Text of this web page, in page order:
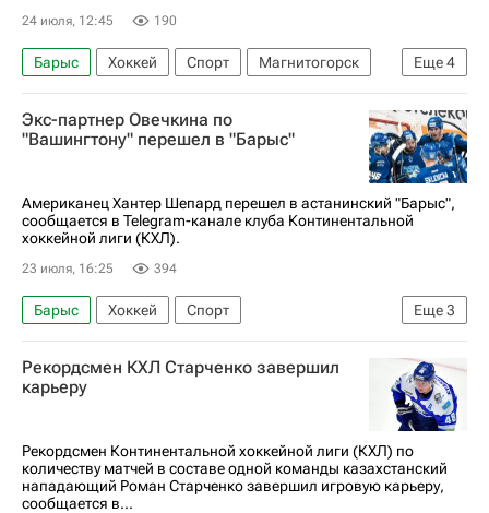
24 июля, 12:45 190
Еще4
Барыс Хоккей Спорт
Магнитогорск
Павел Акользин
Шанхайские драконы
ХК Спартак (Москва)
КХЛ 2025-2026
Экс-партнер Овечкина по
"Вашингтону" перешел в "Барыс"
Американец Хантер Шепард перешел в астанинский "Барыс",
сообщается в Telegram-канале клуба Континентальной
хоккейной лиги (КХЛ).
23 июля, 16:25 394
Еще3
Барыс Хоккей
Спорт
Вашингтон Кэпиталз
КХЛ 2025-2026
Национальная хоккейная лига (НХЛ)
Рекордсмен КХЛ Старченко завершил
карьеру
Рекордсмен Континентальной хоккейной лиги (КХЛ) по
количеству матчей в составе одной команды казахстанский
нападающий Роман Старченко завершил игровую карьеру,
сообщается в...